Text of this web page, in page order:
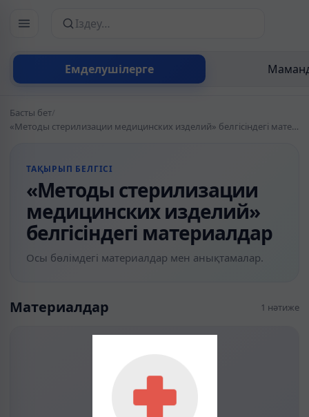
Емделушілерге
Сайттан іздеу
Басты бет/
«Методы стерилизации медицинских изделий» белгісіндегі материалдар
ТАҚЫРЫП БЕЛГІСІ
«Методы стерилизации
медицинских изделий»
белгісіндегі материалдар
Осы бөлімдегі материалдар мен анықтамалар.
Материалдар 1 нәтиже